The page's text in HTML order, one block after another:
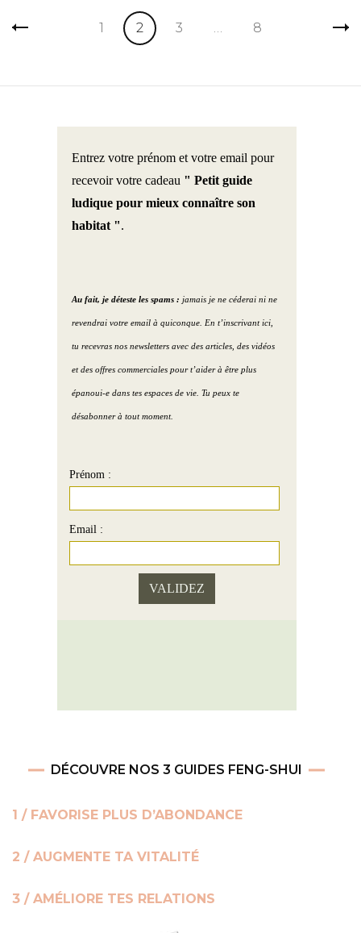
Pagination
Page
1 Page
2 Page
3 … Page
8
Entrez votre prénom et votre email pour
recevoir votre cadeau " Petit guide
ludique pour mieux connaître son
habitat ".
Au fait, je déteste les spams : jamais je ne céderai ni ne
revendrai votre email à quiconque. En t’inscrivant ici,
tu recevras nos newsletters avec des articles, des vidéos
et des offres commerciales pour t’aider à être plus
épanoui-e dans tes espaces de vie. Tu peux te
désabonner à tout moment.
Prénom :
Email :
DÉCOUVRE NOS 3 GUIDES FENG-SHUI
1 / FAVORISE PLUS D’ABONDANCE
2 / AUGMENTE TA VITALITÉ
3 / AMÉLIORE TES RELATIONS